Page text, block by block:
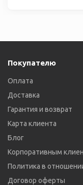
Покупателю
Оплата
Доставка
Гарантия и возврат
Карта клиента
Блог
Корпоративным
Политика в
Договор оферты